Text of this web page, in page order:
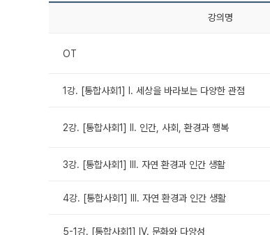
강의명
OT
1강. [통합사회1] Ⅰ. 세상을 바라보는 다양한 관점
2강. [통합사회1] Ⅱ. 인간, 사회, 환경과 행복
3강. [통합사회1] Ⅲ. 자연 환경과 인간 생활
4강. [통합사회1] Ⅲ. 자연 환경과 인간 생활
5-1강. [통합사회1] Ⅳ. 문화와 다양성